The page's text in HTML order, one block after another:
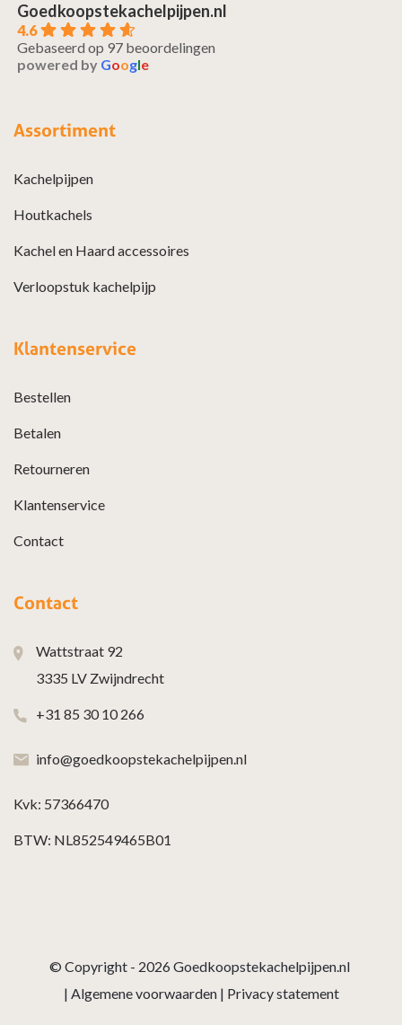
Goedkoopstekachelpijpen.nl
4.6
Gebaseerd op 97 beoordelingen
powered by Google
Assortiment
Kachelpijpen
Houtkachels
Kachel en Haard accessoires
Verloopstuk kachelpijp
Klantenservice
Bestellen
Betalen
Retourneren
Klantenservice
Contact
Contact
Wattstraat 92
3335 LV Zwijndrecht
+31 85 30 10 266
info@goedkoopstekachelpijpen.nl
Kvk: 57366470
BTW: NL852549465B01
© Copyright - 2026 Goedkoopstekachelpijpen.nl
| Algemene voorwaarden| Privacy statement